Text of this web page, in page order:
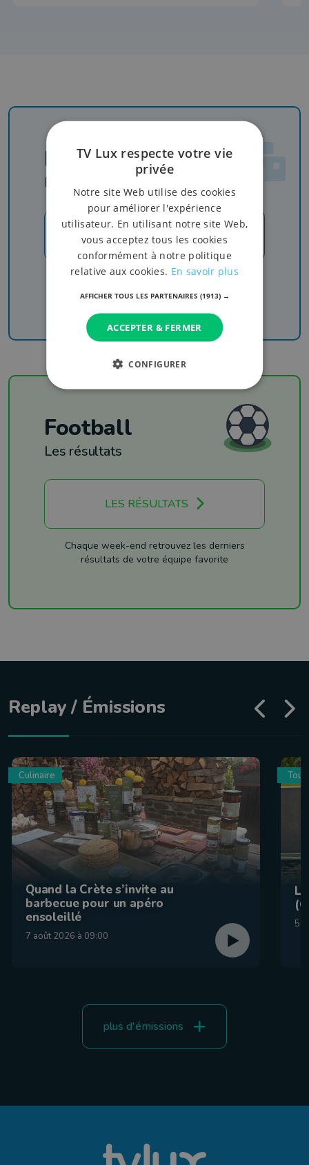
Newsletter
Rejoignez-nous
JE M'INSCRIS
Recevez nos newsletters pour ne rien manquer
Football
Les résultats
LES RÉSULTATS
Chaque week-end retrouvez les derniers
résultats de votre équipe favorite
Replay / Émissions
Culinaire
Quand la Crète s’invite au
barbecue pour un apéro
ensoleillé
7 août 2026 à 09:00
5
plus d'émissions
TV Lux respecte votre vie
privée
Notre site Web utilise des cookies
pour améliorer l'expérience
utilisateur. En utilisant notre site Web,
vous acceptez tous les cookies
conformément à notre politique
relative aux cookies. En savoir plus
AFFICHER TOUS LES PARTENAIRES (1913) →
ACCEPTER & FERMER
CONFIGURER